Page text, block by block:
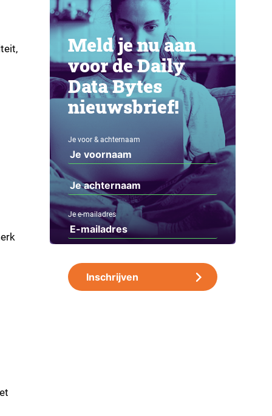
Meld je nu aan
voor de Daily
Data Bytes
nieuwsbrief!
Je voor & achternaam
Je e-mailadres